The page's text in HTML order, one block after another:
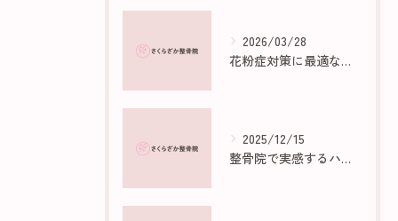
2026/03/28
花粉症対策に最適な部屋作りのポイント
2025/12/15
整骨院で実感するハイボルトの効果と仕組み